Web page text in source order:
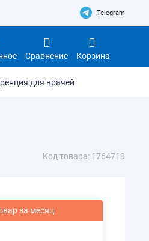
Telegram
Сравнение Корзина
для врачей
Код товара: 1764719
за месяц